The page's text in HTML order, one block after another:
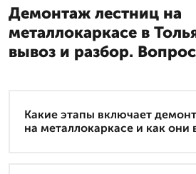
Демонтаж лестниц на
металлокаркасе в
вывоз и разбор.
Какие этапы включает
на металлокаркасе и как они